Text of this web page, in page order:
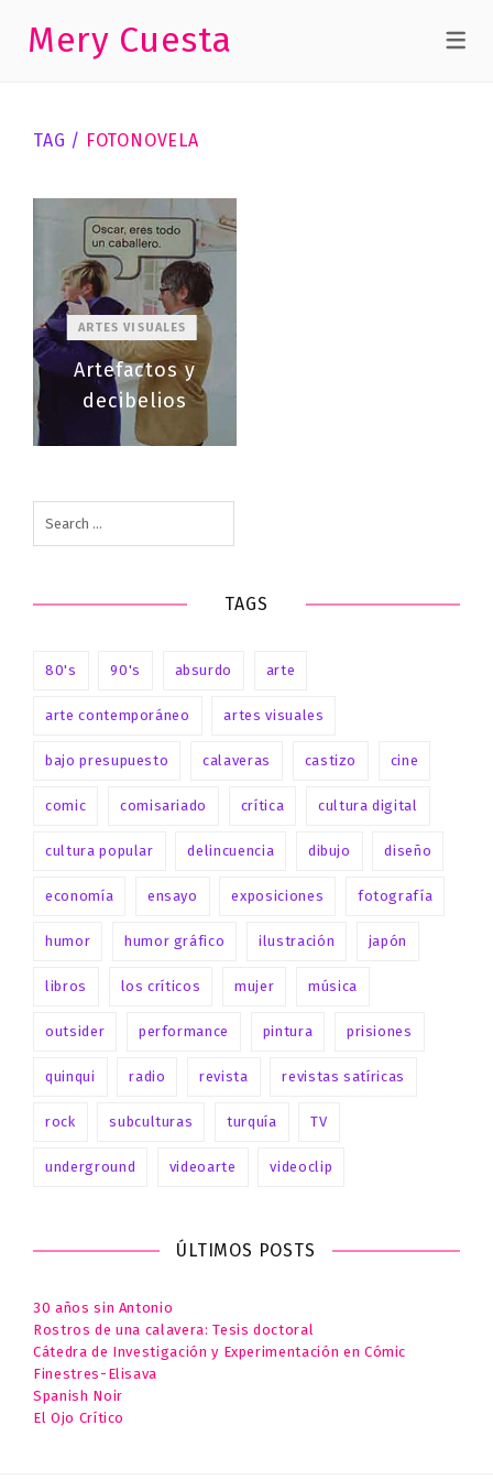
Mery Cuesta
TAG / FOTONOVELA
ARTES VISUALES
Artefactos y
decibelios
for:
TAGS
80's 90's absurdo arte
arte contemporáneo artes visuales
bajo presupuesto calaveras castizo cine
comic comisariado crítica cultura digital
cultura popular delincuencia dibujo diseño
economía ensayo exposiciones fotografía
humor humor gráfico ilustración japón
libros los críticos mujer música
outsider performance pintura prisiones
quinqui radio revista revistas satíricas
rock subculturas turquía TV
underground videoarte videoclip
ÚLTIMOS POSTS
30 años sin Antonio
Rostros de una calavera: Tesis doctoral
Cátedra de Investigación y Experimentación en Cómic
Finestres-Elisava
Spanish Noir
El Ojo Crítico